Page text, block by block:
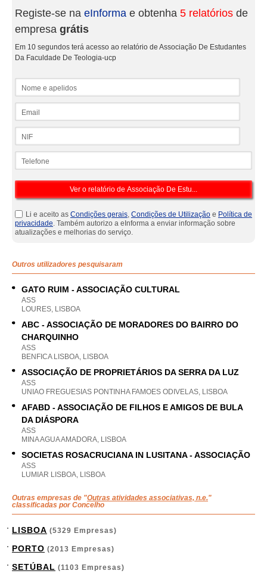
Registe-se na eInforma e obtenha 5 relatórios de
empresa grátis
Em 10 segundos terá acesso ao relatório de Associação De Estudantes
Da Faculdade De Teologia-ucp
Li e aceito as Condições gerais, Condições de Utilização e Política de
privacidade. Também autorizo a eInforma a enviar informação sobre
atualizações e melhorias do serviço.
Outros utilizadores pesquisaram
GATO RUIM - ASSOCIAÇÃO CULTURAL
ASS
LOURES, LISBOA
ABC - ASSOCIAÇÃO DE MORADORES DO BAIRRO DO
CHARQUINHO
ASS
BENFICA LISBOA, LISBOA
ASSOCIAÇÃO DE PROPRIETÁRIOS DA SERRA DA LUZ
ASS
UNIAO FREGUESIAS PONTINHA FAMOES ODIVELAS, LISBOA
AFABD - ASSOCIAÇÃO DE FILHOS E AMIGOS DE BULA
DA DIÁSPORA
ASS
MINA AGUA AMADORA, LISBOA
SOCIETAS ROSACRUCIANA IN LUSITANA - ASSOCIAÇÃO
ASS
LUMIAR LISBOA, LISBOA
Outras empresas de "Outras atividades associativas, n.e."
classificadas por Concelho
LISBOA (5329 Empresas)
PORTO (2013 Empresas)
SETÚBAL (1103 Empresas)